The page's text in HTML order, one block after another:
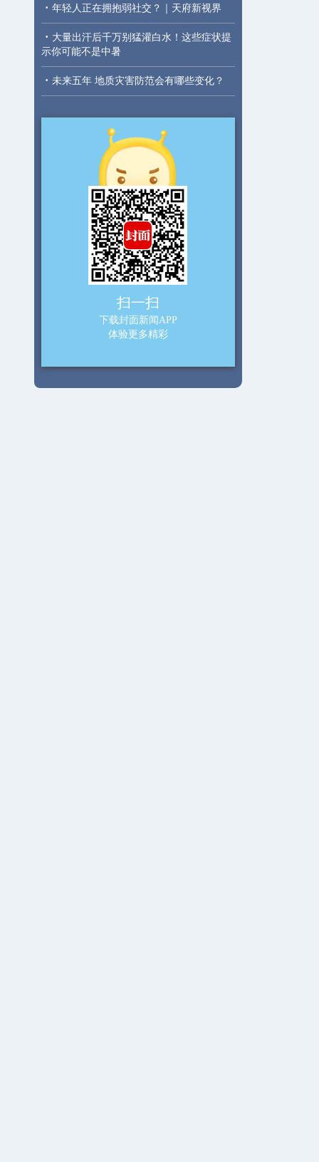
· 年轻人正在拥抱弱社交？｜天府新视界
· 大量出汗后千万别猛灌白水！这些症状提
示你可能不是中暑
· 未来五年 地质灾害防范会有哪些变化？
扫一扫
下载封面新闻APP
体验更多精彩